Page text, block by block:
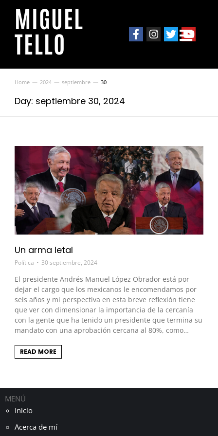
MIGUEL
TELLO
You are here:
Home 2024 septiembre 30
Day: septiembre 30, 2024
Un arma letal
Política 30 septiembre, 2024
El presidente Andrés Manuel López Obrador está por
dejar el cargo que los mexicanos le encomendamos por
seis años y mi perspectiva en esta breve reflexión tiene
que ver con dimensionar la importancia de la cercanía
con la gente que ha tenido un presidente que termina su
mandato con una aprobación cercana al 80%, como…
READ MORE
MENÚ
Inicio
Acerca de mí